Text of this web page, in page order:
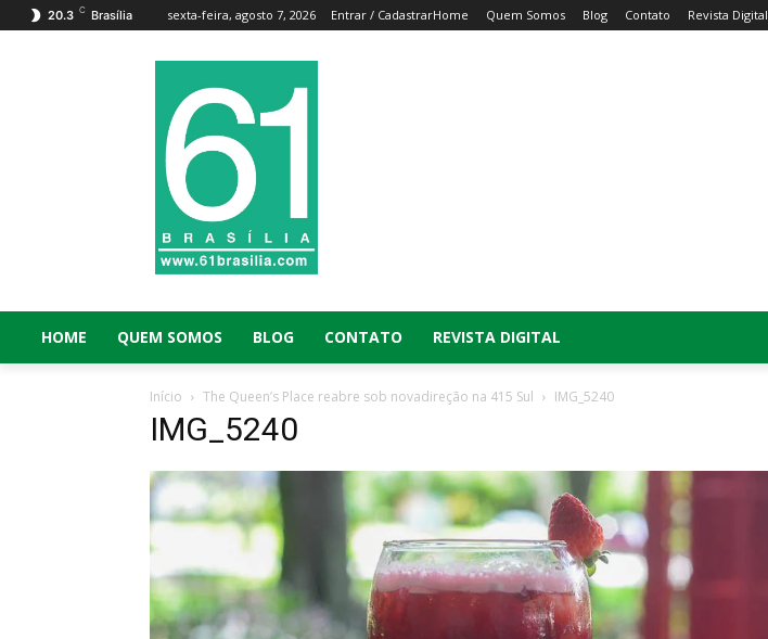
20.3 C Brasília sexta-feira, agosto 7, 2026 Entrar / CadastrarHome Quem Somos Blog Contato Revista Digital
HOME QUEM SOMOS BLOG CONTATO REVISTA DIGITAL
Início The Queen’s Place reabre sob novadireção na 415 Sul IMG_5240
IMG_5240